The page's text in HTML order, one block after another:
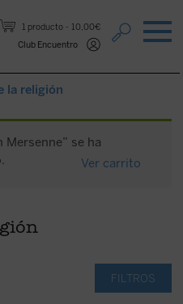
1 producto
10,00€
Club Encuentro
la religión
Mersenne” se ha
Ver carrito
FILTROS